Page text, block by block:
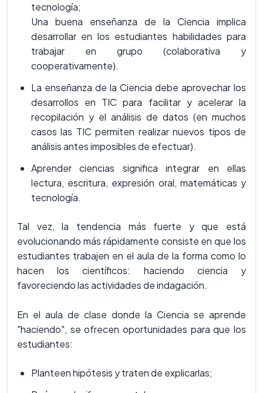
tecnología;
Una buena enseñanza de la Ciencia implica
desarrollar en los estudiantes habilidades para
trabajar en grupo (colaborativa y
cooperativamente).
La enseñanza de la Ciencia debe aprovechar los
desarrollos en TIC para facilitar y acelerar la
recopilación y el análisis de datos (en muchos
casos las TIC permiten realizar nuevos tipos de
análisis antes imposibles de efectuar).
Aprender ciencias significa integrar en ellas
lectura, escritura, expresión oral, matemáticas y
tecnología.
Tal vez, la tendencia más fuerte y que está
evolucionando más rápidamente consiste en que los
estudiantes trabajen en el aula de la forma como lo
hacen los científicos: haciendo ciencia y
favoreciendo las actividades de indagación.
En el aula de clase donde la Ciencia se aprende
"haciendo", se ofrecen oportunidades para que los
estudiantes:
Planteen hipótesis y traten de explicarlas;